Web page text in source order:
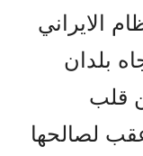
الايراني
بلدان
قلب
لصالحها